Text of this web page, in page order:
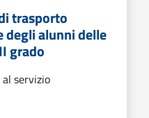
trasporto
degli alunni delle
grado
servizio